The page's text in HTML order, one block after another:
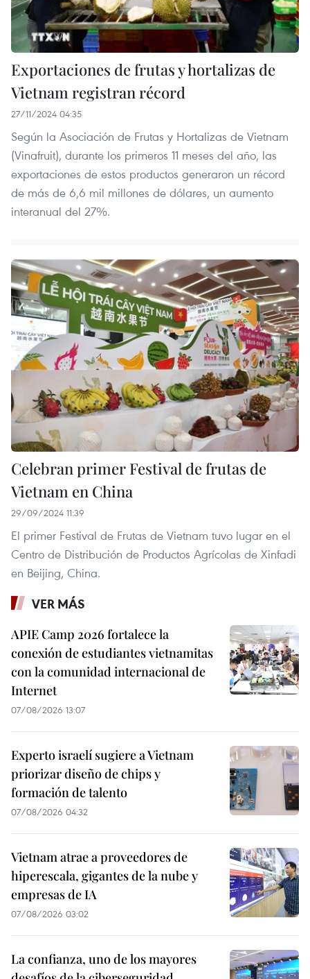
Exportaciones de frutas y hortalizas de
Vietnam registran récord
27/11/2024 04:35
Según la Asociación de Frutas y Hortalizas de Vietnam
(Vinafruit), durante los primeros 11 meses del año, las
exportaciones de estos productos generaron un récord
de más de 6,6 mil millones de dólares, un aumento
interanual del 27%.
Celebran primer Festival de frutas de
Vietnam en China
29/09/2024 11:39
El primer Festival de Frutas de Vietnam tuvo lugar en el
Centro de Distribución de Productos Agrícolas de Xinfadi
en Beijing, China.
VER MÁS
APIE Camp 2026 fortalece la
conexión de estudiantes vietnamitas
con la comunidad internacional de
Internet
07/08/2026 13:07
Experto israelí sugiere a Vietnam
priorizar diseño de chips y
formación de talento
07/08/2026 04:32
Vietnam atrae a proveedores de
hiperescala, gigantes de la nube y
empresas de IA
07/08/2026 03:02
La confianza, uno de los mayores